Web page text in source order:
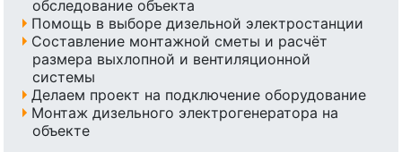
обследование объекта
Помощь в выборе дизельной электростанции
Составление монтажной сметы и расчёт
размера выхлопной и вентиляционной
системы
Делаем проект на подключение оборудование
Монтаж дизельного электрогенератора на
объекте